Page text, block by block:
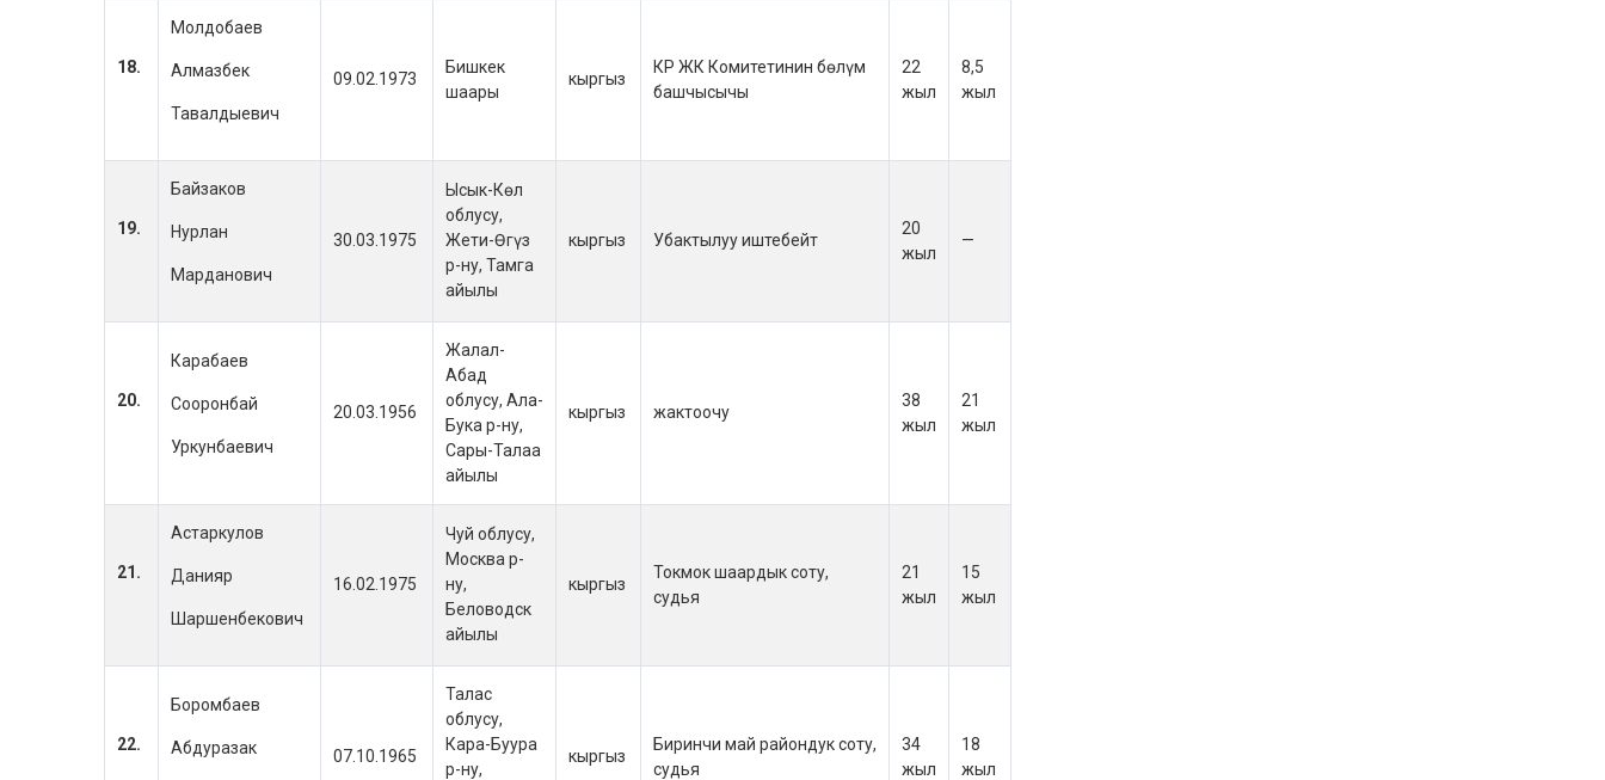
18.
Молдобаев
Алмазбек
Тавалдыевич
09.02.1973
Бишкек
шаары
кыргыз
КР ЖК Комитетинин бөлүм
башчысычы
22
жыл
8,5
жыл
19.
Байзаков
Нурлан
Марданович
30.03.1975
Ысык-Көл
облусу,
Жети-Өгүз
р-ну, Тамга
айылы
кыргыз Убактылуу иштебейт
20
жыл
—
20.
Карабаев
Сооронбай
Уркунбаевич
20.03.1956
Жалал-
Абад
облусу, Ала-
Бука р-ну,
Сары-Талаа
айылы
кыргыз жактоочу
38
жыл
21
жыл
21.
Астаркулов
Данияр
Шаршенбекович
16.02.1975
Чуй облусу,
Москва р-
ну,
Беловодск
айылы
кыргыз
Токмок шаардык соту,
судья
21
жыл
15
жыл
22.
Боромбаев
Абдуразак 07.10.1965
Талас
облусу,
Кара-Буура
р-ну,
кыргыз
Биринчи май райондук соту,
судья
34
жыл
18
жыл